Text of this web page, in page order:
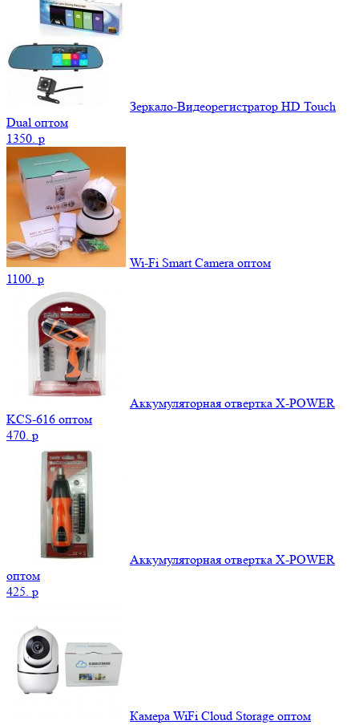
Зеркало-Видеорегистратор HD Touch
Dual оптом
1350. p
Wi-Fi Smart Camera оптом
1100. p
Аккумуляторная отвертка X-POWER
KCS-616 оптом
470. p
Аккумуляторная отвертка X-POWER
оптом
425. p
Камера WiFi Cloud Storage оптом